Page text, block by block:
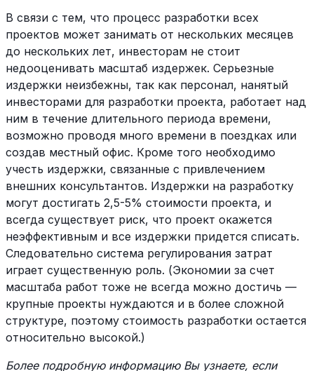
В связи с тем, что процесс разработки всех
проектов может занимать от нескольких месяцев
до нескольких лет, инвесторам не стоит
недооценивать масштаб издержек. Серьезные
издержки неизбежны, так как персонал, нанятый
инвесторами для разработки проекта, работает над
ним в течение длительного периода времени,
возможно проводя много времени в поездках или
создав местный офис. Кроме того необходимо
учесть издержки, связанные с привлечением
внешних консультантов. Издержки на разработку
могут достигать 2,5-5% стоимости проекта, и
всегда существует риск, что проект окажется
неэффективным и все издержки придется списать.
Следовательно система регулирования затрат
играет существенную роль. (Экономии за счет
масштаба работ тоже не всегда можно достичь —
крупные проекты нуждаются и в более сложной
структуре, поэтому стоимость разработки остается
относительно высокой.)
Более подробную информацию Вы узнаете, если